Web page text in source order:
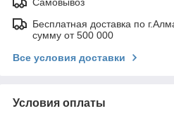
Бесплатная доставка по
сумму от 500 000
Все условия доставки
Условия оплаты